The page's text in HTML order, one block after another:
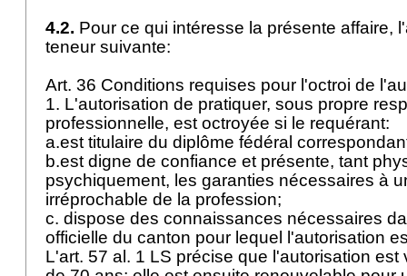
4.2. Pour ce qui intéresse la présente affaire, l'
teneur suivante:
Art. 36 Conditions requises pour l'octroi de
1. L'autorisation de pratiquer, sous propre
professionnelle, est octroyée si le requérant:
a.est titulaire du diplôme fédéral
b.est digne de confiance et présente, tant
psychiquement, les garanties nécessaires à
irréprochable de la profession;
c. dispose des connaissances nécessaires
officielle du canton pour lequel l'autorisation
L'art. 57 al. 1 LS précise que l'autorisation